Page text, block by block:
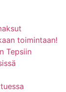
toimintaan!
Tepsiin